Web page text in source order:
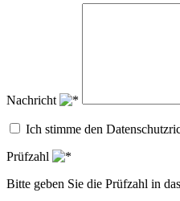
Nachricht
Ich stimme den
Prüfzahl
Bitte geben Sie die Prüfzahl in